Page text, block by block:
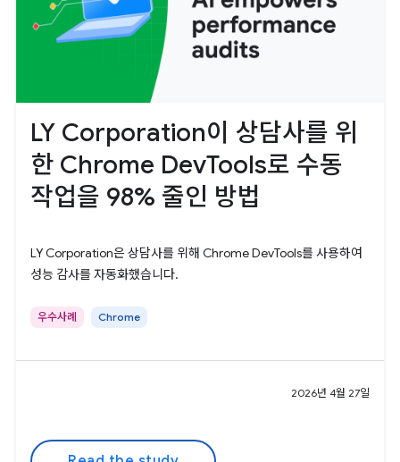
LY Corporation이 상담사를 위
한 Chrome DevTools로 수동
작업을 98% 줄인 방법
LY Corporation은 상담사를 위해 Chrome DevTools를 사용하여
성능 감사를 자동화했습니다.
우수사례 Chrome
2026년 4월 27일